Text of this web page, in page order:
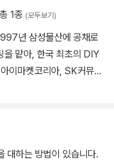
리가 나왔다.
저희가주문한 게 아닌데
하지 않은 어린이 세트
1종 (모두보기)
년 삼성물산에 공채로
을 맡아, 한국 최초의 DIY
이마켓코리아, SK커뮤니
대하는 방법이 있습니다.